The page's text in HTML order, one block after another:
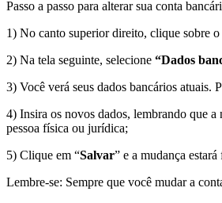
Passo a passo para alterar sua conta
1) No canto superior direito, clique sobre
2) Na tela seguinte, selecione “Dados
3) Você verá seus dados bancários atuais.
4) Insira os novos dados, lembrando que
pessoa física ou jurídica;
5) Clique em “Salvar” e a mudança estará
Lembre-se: Sempre que você mudar a